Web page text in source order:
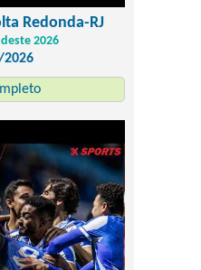
Redonda-RJ
2026